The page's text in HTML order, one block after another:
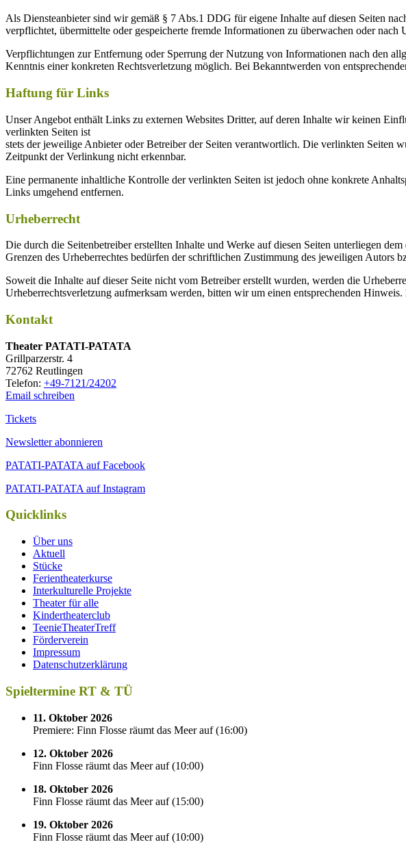
Als Diensteanbieter sind wir gemäß § 7 Abs.1 DDG für eigene Inhalte auf diesen Seiten
verpflichtet, übermittelte oder gespeicherte fremde Informationen zu überwachen oder
Verpflichtungen zur Entfernung oder Sperrung der Nutzung von Informationen nach den
Kenntnis einer konkreten Rechtsverletzung möglich. Bei Bekanntwerden von
Haftung für Links
Unser Angebot enthält Links zu externen Websites Dritter, auf deren Inhalte wir keinen
verlinkten Seiten ist
stets der jeweilige Anbieter oder Betreiber der Seiten verantwortlich. Die verlinkten
Zeitpunkt der Verlinkung nicht erkennbar.
Eine permanente inhaltliche Kontrolle der verlinkten Seiten ist jedoch ohne konkrete
Links umgehend entfernen.
Urheberrecht
Die durch die Seitenbetreiber erstellten Inhalte und Werke auf diesen Seiten unterliegen
Grenzen des Urheberrechtes bedürfen der schriftlichen Zustimmung des jeweiligen
Soweit die Inhalte auf dieser Seite nicht vom Betreiber erstellt wurden, werden die
Urheberrechtsverletzung aufmerksam werden, bitten wir um einen entsprechenden
Kontakt
Thea­ter PATATI-PATATA
Grill­par­zer­str. 4
72762 Reutlingen
Tele­fon: +49-7121/24202
Email schreiben
Tickets
Newsletter abonnieren
PATATI-PATATA auf Facebook
PATATI-PATATA auf Instagram
Quicklinks
Über uns
Aktuell
Stücke
Ferientheaterkurse
Interkulturelle Projekte
Theater für alle
Kindertheaterclub
TeenieTheaterTreff
Förderverein
Impressum
Datenschutzerklärung
Spieltermine RT & TÜ
11. Oktober 2026
Premiere: Finn Flosse räumt das Meer auf(16:00)
12. Oktober 2026
Finn Flosse räumt das Meer auf(10:00)
18. Oktober 2026
Finn Flosse räumt das Meer auf(15:00)
19. Oktober 2026
Finn Flosse räumt das Meer auf(10:00)